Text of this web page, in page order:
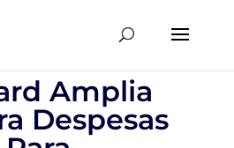
Amplia
Despesas